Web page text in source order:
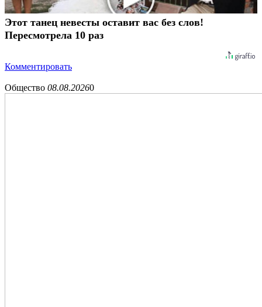
Этот танец невесты оставит вас без слов!
Пересмотрела 10 раз
Комментировать
Общество 08.08.20260